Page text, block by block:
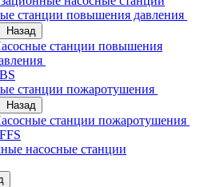
станции повышения давления
Назад
станции повышения
станции пожаротушения
Назад
станции пожаротушения
насосные станции